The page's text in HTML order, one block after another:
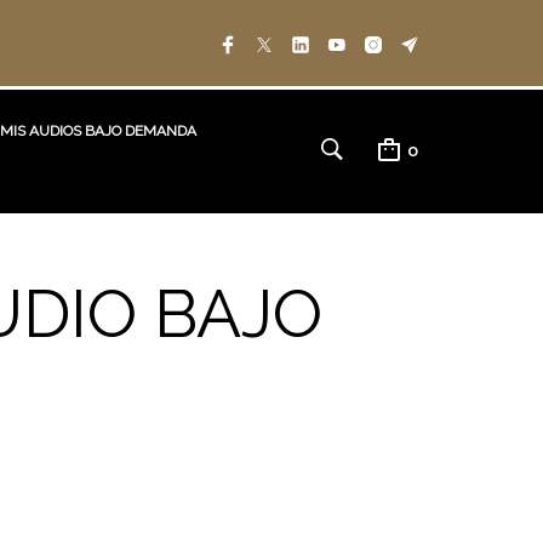
MIS AUDIOS BAJO DEMANDA
0
BAJO